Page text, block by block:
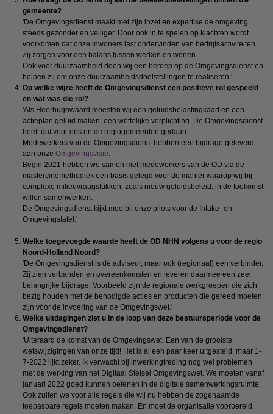
gemeente?
'De Omgevingsdienst maakt met zijn inzet en expertise de omgeving
steeds gezonder en veiliger. Door ook in te spelen op klachten wordt
voorkomen dat onze inwoners last ondervinden van bedrijfsactiviteiten.
Zij zorgen voor een balans tussen werken en wonen.
Ook voor duurzaamheid doen wij een beroep op de Omgevingsdienst en
helpen zij om onze duurzaamheidsdoelstellingen te realiseren.'
Op welke wijze heeft de Omgevingsdienst een positieve rol gespeeld
en wat was die rol?
'Als Heerhugowaard moesten wij een geluidsbelastingkaart en een
actieplan geluid maken, een wettelijke verplichting. De Omgevingsdienst
heeft dat voor ons en de regiogemeenten gedaan.
Medewerkers van de Omgevingsdienst hebben een bijdrage geleverd
aan onzeOmgevingsvisie.
Begin 2021 hebben we samen met medewerkers van de OD via de
mastercirlemethodiek een basis gelegd voor de manier waarop wij bij
complexe milieuvraagstukken, zoals nieuw geluidsbeleid, in de toekomst
willen samenwerken.
De Omgevingsdienst kijkt mee bij onze pilots voor de Intake- en
Omgevingstafel.'
Welke toegevoegde waarde heeft de OD NHN volgens u voor de regio
Noord-Holland Noord?
'De Omgevingsdienst is dé adviseur, maar ook (regionaal) een verbinder.
Zij zien verbanden en overeenkomsten en leveren daarmee een zeer
belangrijke bijdrage. Voorbeeld zijn de regionale werkgroepen die zich
bezig houden met de benodigde acties en producten die gereed moeten
zijn vóór de invoering van de Omgevingswet.'
Welke uitdagingen ziet u in de loop van deze bestuursperiode voor de
Omgevingsdienst?
'Uiteraard de komst van de Omgevingswet. Een van de grootste
wetswijzigingen van onze tijd! Het is al een paar keer uitgesteld, maar 1-
7-2022 lijkt zeker. Ik verwacht bij inwerkingtreding nog wel problemen
met de werking van het Digitaal Stelsel Omgevingswet. We moeten vanaf
januari 2022 goed kunnen oefenen in de digitale samenwerkingsruimte.
Ook zullen we voor alle regels die wij nu hebben de zogenaamde
toepasbare regels moeten maken. En moet de organisatie voorbereid